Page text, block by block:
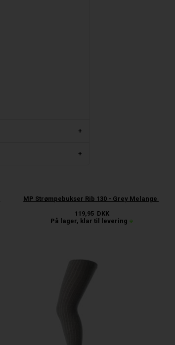
MP Strømpebukser Rib 130 - Grey Melange
119,95 DKK
På lager, klar til levering